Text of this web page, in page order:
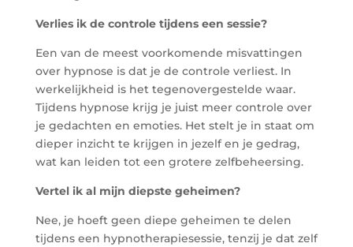
Verlies ik de controle tijdens een sessie?
Een van de meest voorkomende misvattingen
over hypnose is dat je de controle verliest. In
werkelijkheid is het tegenovergestelde waar.
Tijdens hypnose krijg je juist meer controle over
je gedachten en emoties. Het stelt je in staat om
dieper inzicht te krijgen in jezelf en je gedrag,
wat kan leiden tot een grotere zelfbeheersing.
Vertel ik al mijn diepste geheimen?
Nee, je hoeft geen diepe geheimen te delen
tijdens een hypnotherapiesessie, tenzij je dat zelf